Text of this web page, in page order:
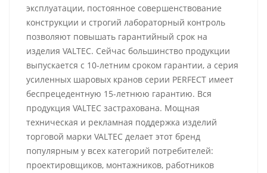
эксплуатации, постоянное совершенствование
конструкции и строгий лабораторный контроль
позволяют повышать гарантийный срок на
изделия VALTEC. Сейчас большинство продукции
выпускается с 10-летним сроком гарантии, а серия
усиленных шаровых кранов серии PERFECT имеет
беспрецедентную 15-летнюю гарантию. Вся
продукция VALTEC застрахована. Мощная
техническая и рекламная поддержка изделий
торговой марки VALTEC делает этот бренд
популярным у всех категорий потребителей:
проектировщиков, монтажников, работников